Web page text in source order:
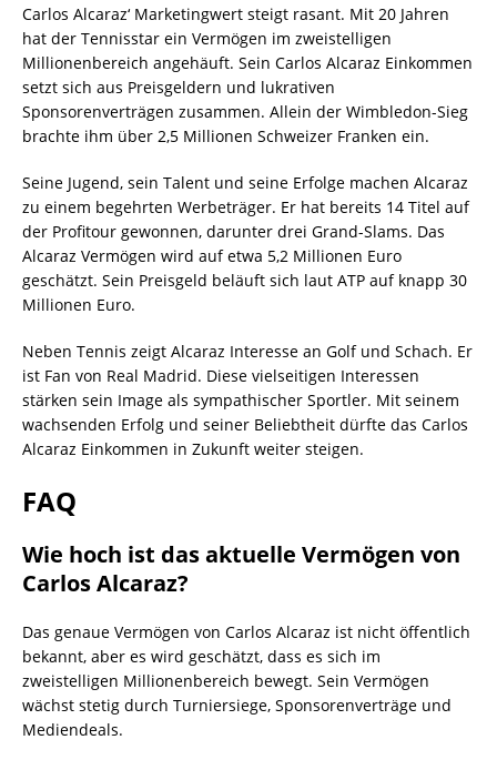
Carlos Alcaraz‘ Marketingwert steigt rasant. Mit 20 Jahren
hat der Tennisstar ein Vermögen im zweistelligen
Millionenbereich angehäuft. Sein Carlos Alcaraz Einkommen
setzt sich aus Preisgeldern und lukrativen
Sponsorenverträgen zusammen. Allein der Wimbledon-Sieg
brachte ihm über 2,5 Millionen Schweizer Franken ein.
Seine Jugend, sein Talent und seine Erfolge machen Alcaraz
zu einem begehrten Werbeträger. Er hat bereits 14 Titel auf
der Profitour gewonnen, darunter drei Grand-Slams. Das
Alcaraz Vermögen wird auf etwa 5,2 Millionen Euro
geschätzt. Sein Preisgeld beläuft sich laut ATP auf knapp 30
Millionen Euro.
Neben Tennis zeigt Alcaraz Interesse an Golf und Schach. Er
ist Fan von Real Madrid. Diese vielseitigen Interessen
stärken sein Image als sympathischer Sportler. Mit seinem
wachsenden Erfolg und seiner Beliebtheit dürfte das Carlos
Alcaraz Einkommen in Zukunft weiter steigen.
FAQ
Wie hoch ist das aktuelle Vermögen von
Carlos Alcaraz?
Das genaue Vermögen von Carlos Alcaraz ist nicht öffentlich
bekannt, aber es wird geschätzt, dass es sich im
zweistelligen Millionenbereich bewegt. Sein Vermögen
wächst stetig durch Turniersiege, Sponsorenverträge und
Mediendeals.